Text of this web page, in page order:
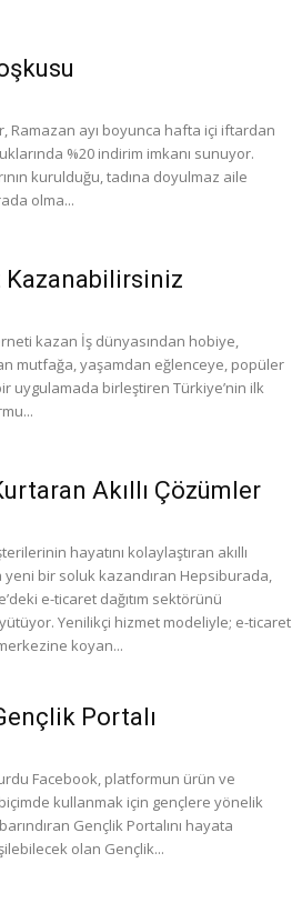
Ramazan ayı boyunca hafta içi iftardan
%20 indirim imkanı sunuyor.
kurulduğu, tadına doyulmaz aile
olma...
Kazanabilirsiniz
kazan İş dünyasından hobiye,
mutfağa, yaşamdan eğlenceye, popüler
uygulamada birleştiren Türkiye’nin ilk
Akıllı Çözümler
hayatını kolaylaştıran akıllı
yeni bir soluk kazandıran Hepsiburada,
e-ticaret dağıtım sektörünü
Yenilikçi hizmet modeliyle; e-ticaret
koyan...
Portalı
Facebook, platformun ürün ve
kullanmak için gençlere yönelik
Gençlik Portalını hayata
olan Gençlik...